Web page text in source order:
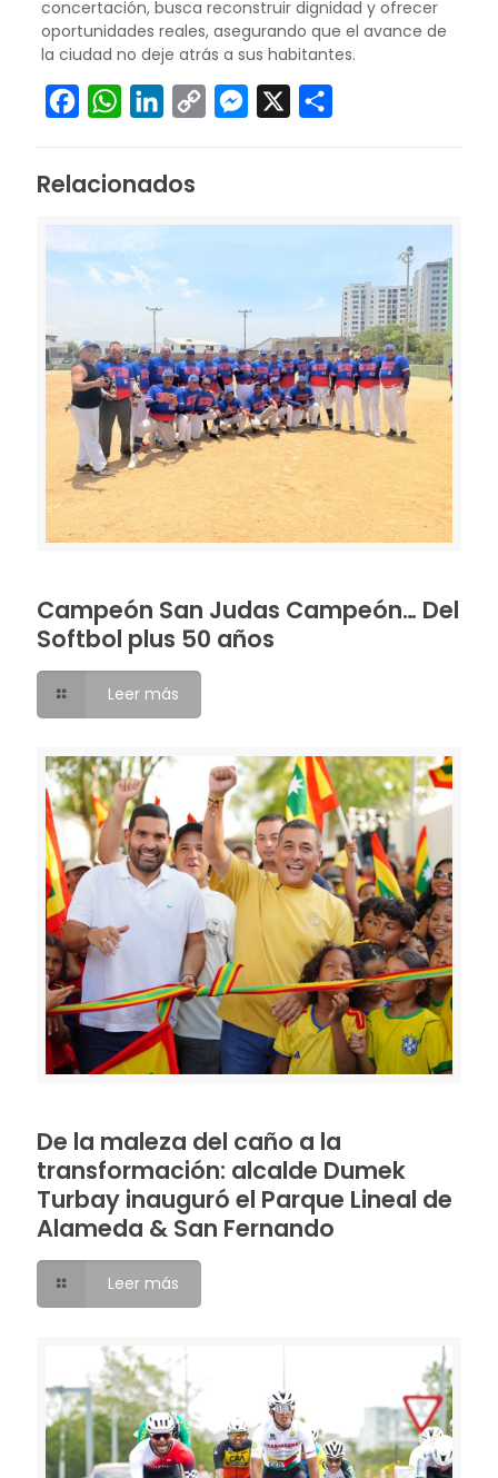
concertación, busca reconstruir dignidad y ofrecer
oportunidades reales, asegurando que el avance de
la ciudad no deje atrás a sus habitantes.
FacebookWhatsAppLinkedIn
Copy
Messenger
Relacionados
Campeón San Judas Campeón… Del
Softbol plus 50 años
Leer más
De la maleza del caño a la
transformación: alcalde Dumek
Turbay inauguró el Parque Lineal de
Alameda & San Fernando
Leer más